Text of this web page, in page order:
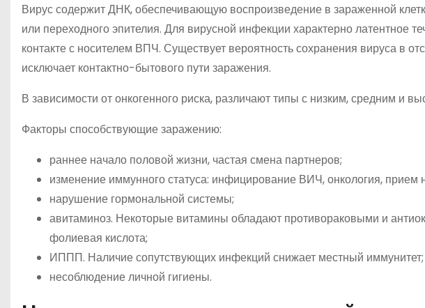
Вирус содержит ДНК, обеспечивающую воспроизведение в зараженной
или переходного эпителия. Для вирусной инфекции характерно латентное
контакте с носителем ВПЧ. Существует вероятность сохранения вируса в
исключает контактно-бытового пути заражения.
В зависимости от онкогенного риска, различают типы с низким, средним и
Факторы способствующие заражению:
раннее начало половой жизни, частая смена партнеров;
изменение иммунного статуса: инфицирование ВИЧ, онкология, прием
нарушение гормональной системы;
авитаминоз. Некоторые витамины обладают противораковыми и
фолиевая кислота;
ИППП. Наличие сопутствующих инфекций снижает местный иммунитет;
несоблюдение личной гигиены.